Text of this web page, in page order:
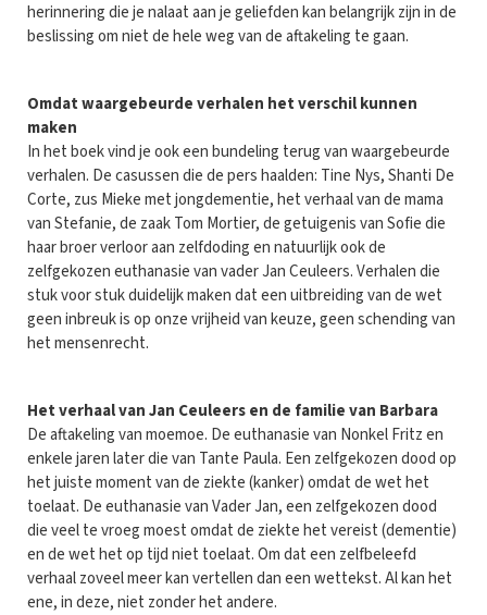
herinnering die je nalaat aan je geliefden kan belangrijk zijn in de
beslissing om niet de hele weg van de aftakeling te gaan.
Omdat waargebeurde verhalen het verschil kunnen
maken
In het boek vind je ook een bundeling terug van waargebeurde
verhalen. De casussen die de pers haalden: Tine Nys, Shanti De
Corte, zus Mieke met jongdementie, het verhaal van de mama
van Stefanie, de zaak Tom Mortier, de getuigenis van Sofie die
haar broer verloor aan zelfdoding en natuurlijk ook de
zelfgekozen euthanasie van vader Jan Ceuleers. Verhalen die
stuk voor stuk duidelijk maken dat een uitbreiding van de wet
geen inbreuk is op onze vrijheid van keuze, geen schending van
het mensenrecht.
Het verhaal van Jan Ceuleers en de familie van Barbara
De aftakeling van moemoe. De euthanasie van Nonkel Fritz en
enkele jaren later die van Tante Paula. Een zelfgekozen dood op
het juiste moment van de ziekte (kanker) omdat de wet het
toelaat. De euthanasie van Vader Jan, een zelfgekozen dood
die veel te vroeg moest omdat de ziekte het vereist (dementie)
en de wet het op tijd niet toelaat. Om dat een zelfbeleefd
verhaal zoveel meer kan vertellen dan een wettekst. Al kan het
ene, in deze, niet zonder het andere.